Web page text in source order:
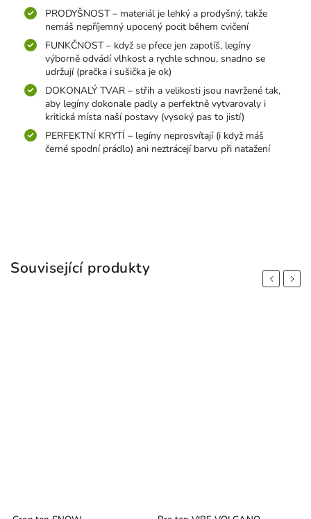
PRODYŠNOST – materiál je lehký a prodyšný, takže
nemáš nepříjemný upocený pocit během cvičení
FUNKČNOST – když se přece jen zapotíš, legíny
výborně odvádí vlhkost a rychle schnou, snadno se
udržují (pračka i sušička je ok)
DOKONALÝ TVAR – střih a velikosti jsou navržené tak,
aby legíny dokonale padly a perfektně vytvarovaly i
kritická místa naší postavy (vysoký pas to jistí)
PERFEKTNÍ KRYTÍ – legíny neprosvítají (i když máš
černé spodní prádlo) ani neztrácejí barvu při natažení
Související produkty
PreviousNext